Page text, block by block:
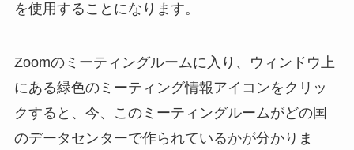
を使用することになります。
Zoomのミーティングルームに入り、ウィンドウ上
にある緑色のミーティング情報アイコンをクリッ
クすると、今、このミーティングルームがどの国
のデータセンターで作られているかが分かりま